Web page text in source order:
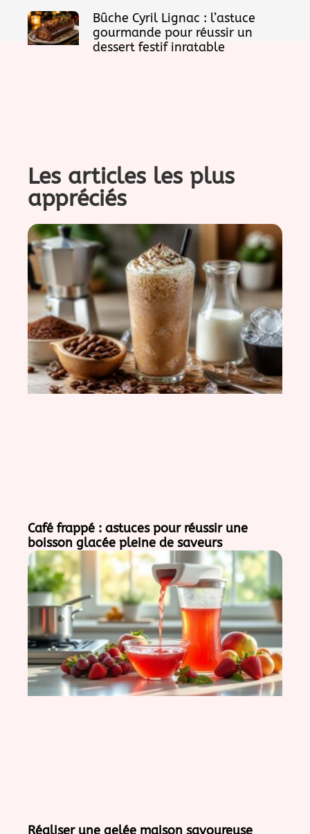
Bûche Cyril Lignac : l’astuce
gourmande pour réussir un
dessert festif inratable
Les articles les plus
appréciés
Café frappé : astuces pour réussir une
boisson glacée pleine de saveurs
Réaliser une gelée maison savoureuse